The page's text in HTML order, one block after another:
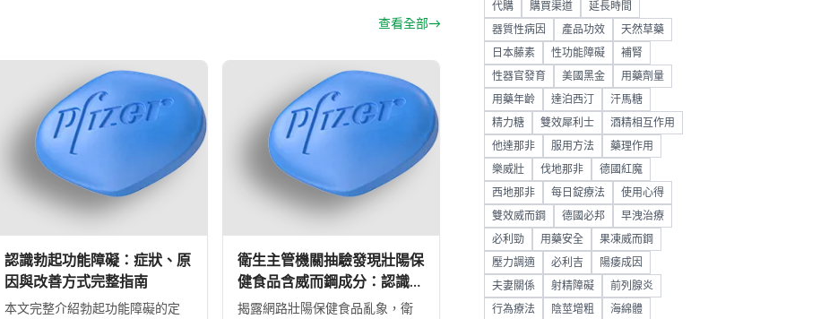
查看全部→
認識勃起功能障礙：症狀、原
因與改善方式完整指南
本文完整介紹勃起功能障礙的定
衛生主管機關抽驗發現壯陽保
健食品含威而鋼成分：認識勃
起功能障礙與正規治療
揭露網路壯陽保健食品亂象，衛
代購 購買渠道 延長時間
器質性病因 產品功效 天然草藥
日本藤素 性功能障礙 補腎
性器官發育 美國黑金 用藥劑量
用藥年齡 達泊西汀 汗馬糖
精力糖 雙效犀利士 酒精相互作用
他達那非 服用方法 藥理作用
樂威壯 伐地那非 德國紅魔
西地那非 每日錠療法 使用心得
雙效威而鋼 德國必邦 早洩治療
必利勁 用藥安全 果凍威而鋼
壓力調適 必利吉 陽痿成因
夫妻關係 射精障礙 前列腺炎
行為療法 陰莖增粗 海綿體